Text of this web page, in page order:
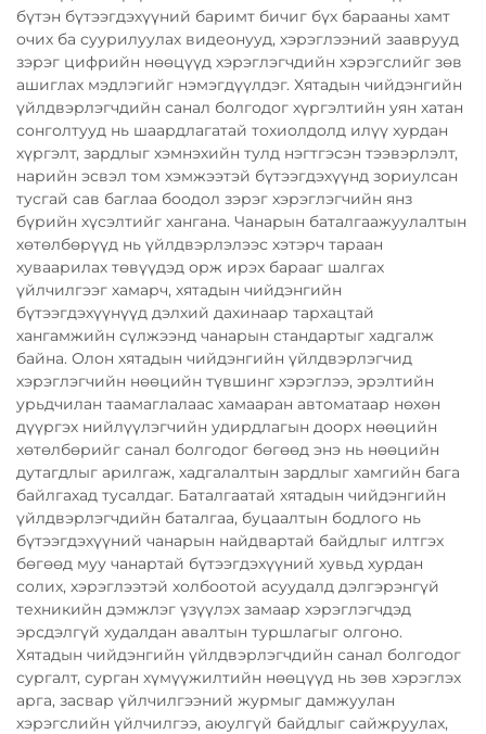
бүтэн бүтээгдэхүүний баримт бичиг бүх барааны хамт
очих ба суурилуулах видеонууд, хэрэглээний зааврууд
зэрэг цифрийн нөөцүүд хэрэглэгчдийн хэрэгслийг зөв
ашиглах мэдлэгийг нэмэгдүүлдэг. Хятадын чийдэнгийн
үйлдвэрлэгчдийн санал болгодог хүргэлтийн уян хатан
сонголтууд нь шаардлагатай тохиолдолд илүү хурдан
хүргэлт, зардлыг хэмнэхийн тулд нэгтгэсэн тээвэрлэлт,
нарийн эсвэл том хэмжээтэй бүтээгдэхүүнд зориулсан
тусгай сав баглаа боодол зэрэг хэрэглэгчийн янз
бүрийн хүсэлтийг хангана. Чанарын баталгаажуулалтын
хөтөлбөрүүд нь үйлдвэрлэлээс хэтэрч тараан
хуваарилах төвүүдэд орж ирэх барааг шалгах
үйлчилгээг хамарч, хятадын чийдэнгийн
бүтээгдэхүүнүүд дэлхий дахинаар тархацтай
хангамжийн сүлжээнд чанарын стандартыг хадгалж
байна. Олон хятадын чийдэнгийн үйлдвэрлэгчид
хэрэглэгчийн нөөцийн түвшинг хэрэглээ, эрэлтийн
урьдчилан таамаглалаас хамааран автоматаар нөхөн
дүүргэх нийлүүлэгчийн удирдлагын доорх нөөцийн
хөтөлбөрийг санал болгодог бөгөөд энэ нь нөөцийн
дутагдлыг арилгаж, хадгалалтын зардлыг хамгийн бага
байлгахад тусалдаг. Баталгаатай хятадын чийдэнгийн
үйлдвэрлэгчдийн баталгаа, буцаалтын бодлого нь
бүтээгдэхүүний чанарын найдвартай байдлыг илтгэх
бөгөөд муу чанартай бүтээгдэхүүний хувьд хурдан
солих, хэрэглээтэй холбоотой асуудалд дэлгэрэнгүй
техникийн дэмжлэг үзүүлэх замаар хэрэглэгчдэд
эрсдэлгүй худалдан авалтын туршлагыг олгоно.
Хятадын чийдэнгийн үйлдвэрлэгчдийн санал болгодог
сургалт, сурган хүмүүжилтийн нөөцүүд нь зөв хэрэглэх
арга, засвар үйлчилгээний журмыг дамжуулан
хэрэгслийн үйлчилгээ, аюулгүй байдлыг сайжруулах,